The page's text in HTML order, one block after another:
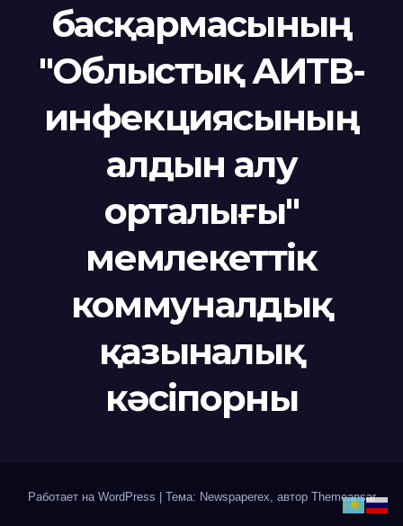
басқармасының
"Облыстық АИТВ-
инфекциясының
алдын алу
орталығы"
мемлекеттік
коммуналдық
қазыналық
кәсіпорны
Работает на WordPress Тема: Newspaperex, автор Themeansar